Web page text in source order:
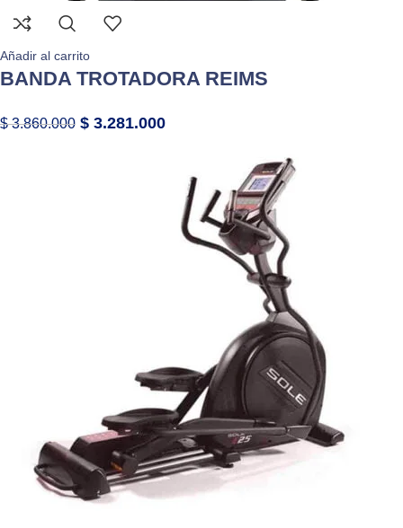
Añadir al carrito
BANDA TROTADORA REIMS
$3.860.000 $ 3.281.000